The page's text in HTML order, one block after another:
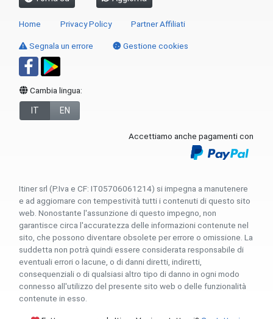
Home Privacy Policy Partner Affiliati
Segnala un errore Gestione cookies
Cambia lingua:
IT EN
Accettiamo anche pagamenti con
Itiner srl (P.Iva e CF: IT05706061214) si impegna a manutenere
e ad aggiornare con tempestività tutti i contenuti di questo sito
web. Nonostante l'assunzione di questo impegno, non
garantisce circa l'accuratezza delle informazioni contenute nel
sito, che possono diventare obsolete per errore o omissione. La
suddetta non potrà quindi essere considerata responsabile di
eventuali errori o lacune, o di danni diretti, indiretti,
consequenziali o di qualsiasi altro tipo di danno in ogni modo
connesso all'utilizzo del presente sito web o delle funzionalità
contenute in esso.